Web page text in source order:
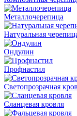
Металлочерепица
Натуральная
Ондулин
Профнастил
Светопрозрачная
Сланцевая кровля